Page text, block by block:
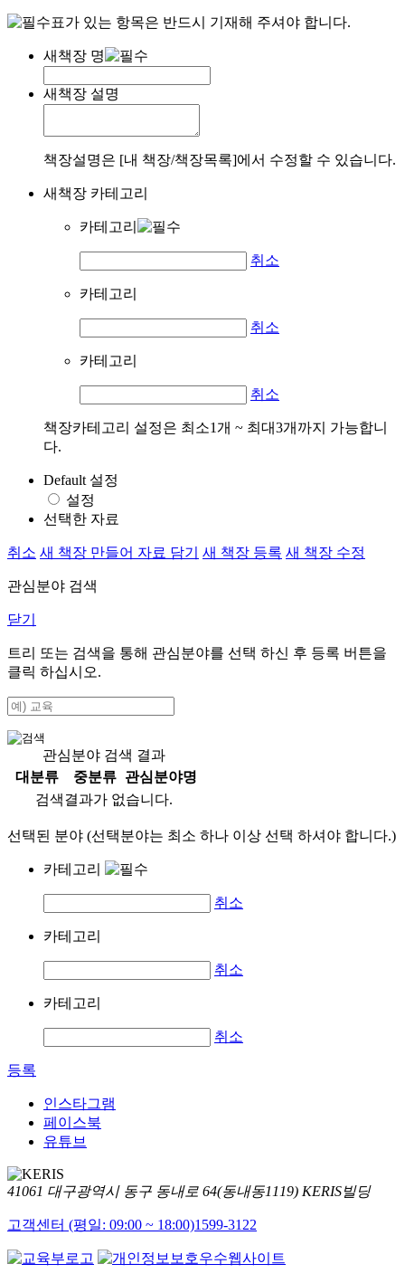
표가 있는 항목은 반드시 기재해 주셔야 합니다.
새책장 명
새책장 설명
책장설명은 [내 책장/책장목록]에서 수정할 수 있습니다.
새책장 카테고리
카테고리
취소
카테고리
취소
카테고리
취소
책장카테고리 설정은 최소1개 ~ 최대3개까지 가능합니
다.
Default 설정
설정
선택한 자료
취소 새 책장 만들어 자료 담기 새 책장 등록 새 책장 수정
관심분야 검색
닫기
트리 또는 검색을 통해 관심분야를 선택 하신 후 등록 버튼을
클릭 하십시오.
관심분야 검색 결과
대분류
중분류
관심분야명
검색결과가 없습니다.
선택된 분야 (선택분야는 최소 하나 이상 선택 하셔야 합니다.)
카테고리
취소
카테고리
취소
카테고리
취소
등록
인스타그램
페이스북
유튜브
41061 대구광역시 동구 동내로 64(동내동1119) KERIS빌딩
고객센터 (평일: 09:00 ~ 18:00)1599-3122